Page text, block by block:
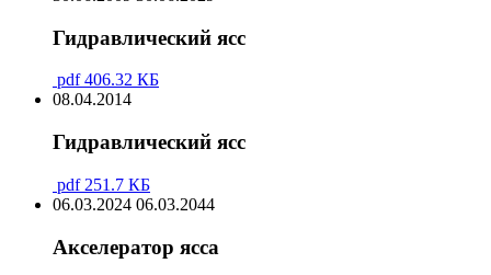
Гидравлический ясс
pdf 406.32 КБ
08.04.2014
Гидравлический ясс
pdf 251.7 КБ
06.03.2024 06.03.2044
Акселератор ясса